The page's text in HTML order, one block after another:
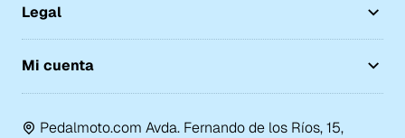
Legal
Mi cuenta
Pedalmoto.com Avda. Fernando de los Ríos, 15,